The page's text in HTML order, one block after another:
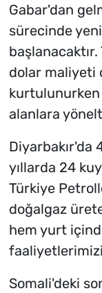
Gabar'dan
sürecinde
dolar maliyeti
alanlara
Diyarbakır'da
yıllarda 24
Türkiye
doğalgaz
hem yurt
Somali'deki